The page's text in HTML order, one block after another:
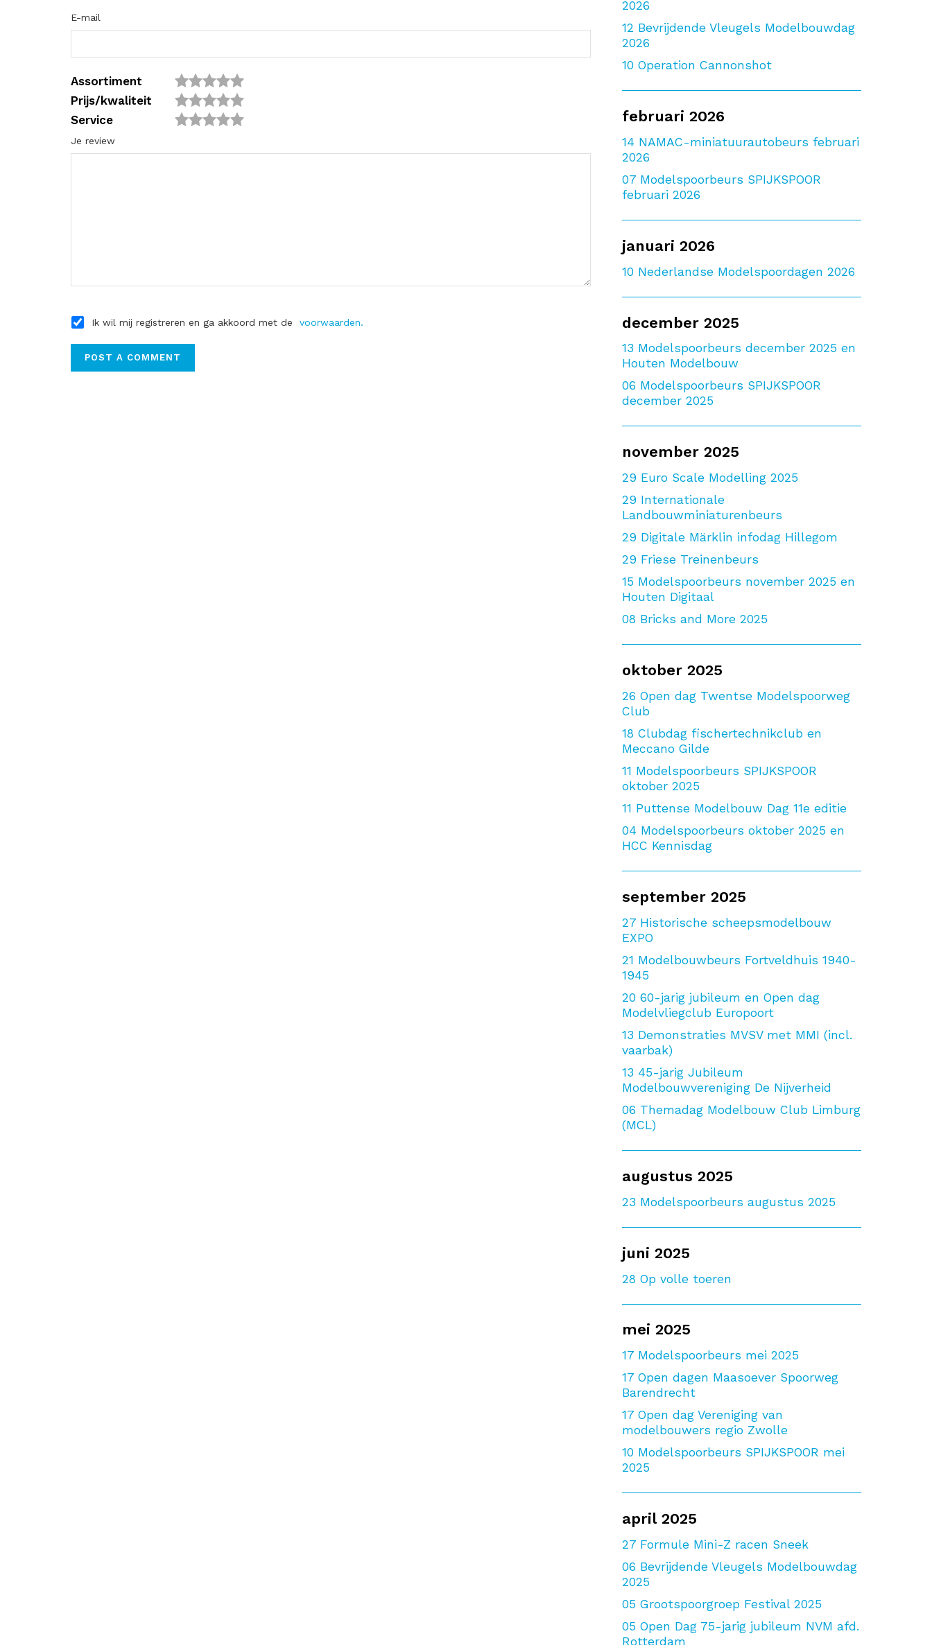
E-mail
Assortiment
Prijs/kwaliteit
Service
Je review
Ik wil mij registreren en ga akkoord met de voorwaarden.
2026
12 Bevrijdende Vleugels Modelbouwdag
2026
10 Operation Cannonshot
februari 2026
14 NAMAC-miniatuurautobeurs februari
2026
07 Modelspoorbeurs SPIJKSPOOR
februari 2026
januari 2026
10 Nederlandse Modelspoordagen 2026
december 2025
13 Modelspoorbeurs december 2025 en
Houten Modelbouw
06 Modelspoorbeurs SPIJKSPOOR
december 2025
november 2025
29 Euro Scale Modelling 2025
29 Internationale
Landbouwminiaturenbeurs
29 Digitale Märklin infodag Hillegom
29 Friese Treinenbeurs
15 Modelspoorbeurs november 2025 en
Houten Digitaal
08 Bricks and More 2025
oktober 2025
26 Open dag Twentse Modelspoorweg
Club
18 Clubdag fischertechnikclub en
Meccano Gilde
11 Modelspoorbeurs SPIJKSPOOR
oktober 2025
11 Puttense Modelbouw Dag 11e editie
04 Modelspoorbeurs oktober 2025 en
HCC Kennisdag
september 2025
27 Historische scheepsmodelbouw
EXPO
21 Modelbouwbeurs Fortveldhuis 1940-
1945
20 60-jarig jubileum en Open dag
Modelvliegclub Europoort
13 Demonstraties MVSV met MMI (incl.
vaarbak)
13 45-jarig Jubileum
Modelbouwvereniging De Nijverheid
06 Themadag Modelbouw Club Limburg
(MCL)
augustus 2025
23 Modelspoorbeurs augustus 2025
juni 2025
28 Op volle toeren
mei 2025
17 Modelspoorbeurs mei 2025
17 Open dagen Maasoever Spoorweg
Barendrecht
17 Open dag Vereniging van
modelbouwers regio Zwolle
10 Modelspoorbeurs SPIJKSPOOR mei
2025
april 2025
27 Formule Mini-Z racen Sneek
06 Bevrijdende Vleugels Modelbouwdag
2025
05 Grootspoorgroep Festival 2025
05 Open Dag 75-jarig jubileum NVM afd.
Rotterdam